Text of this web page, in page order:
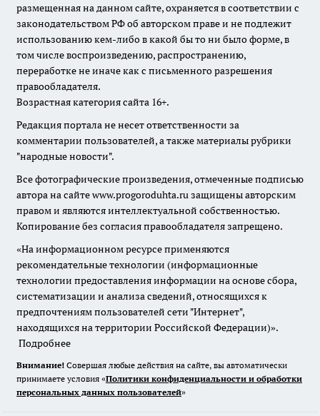
размещенная на данном сайте, охраняется в соответствии с
законодательством РФ об авторском праве и не подлежит
использованию кем-либо в какой бы то ни было форме, в
том числе воспроизведению, распространению,
переработке не иначе как с письменного разрешения
правообладателя.
Возрастная категория сайта 16+.
Редакция портала не несет ответственности за
комментарии пользователей, а также материалы рубрики
"народные новости".
Все фотографические произведения, отмеченные подписью
автора на сайте www.progoroduhta.ru защищены авторским
правом и являются интеллектуальной собственностью.
Копирование без согласия правообладателя запрещено.
«На информационном ресурсе применяются
рекомендательные технологии (информационные
технологии предоставления информации на основе сбора,
систематизации и анализа сведений, относящихся к
предпочтениям пользователей сети "Интернет",
находящихся на территории Российской Федерации)».
Подробнее
Внимание! Совершая любые действия на сайте, вы автоматически
принимаете условия «Политики конфиденциальности и обработки
персональных данных пользователей»